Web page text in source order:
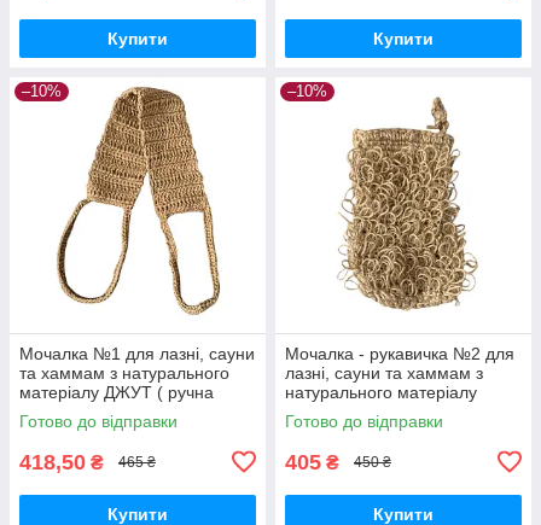
Купити Купити
–10%
Мочалка №1 для лазні, сауни
та хаммам з натурального
матеріалу ДЖУТ ( ручна
робота )
Готово до відправки
418,50 ₴ 465 ₴
Купити
–10%
Мочалка - рукавичка №2 для
лазні, сауни та хаммам з
натурального матеріалу
ДЖУТ ( ручна робота )
Готово до відправки
405 ₴ 450 ₴
Купити